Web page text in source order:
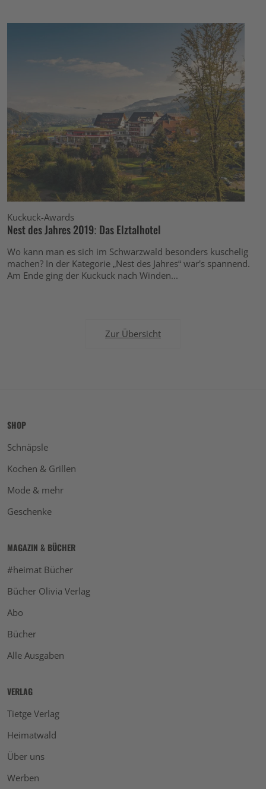
Kuckuck-Awards
Nest des Jahres 2019: Das Elztalhotel
Wo kann man es sich im Schwarzwald besonders kuschelig
machen? In der Kategorie „Nest des Jahres“ war's spannend.
Am Ende ging der Kuckuck nach Winden...
Zur Übersicht
SHOP
Schnäpsle
Kochen & Grillen
Mode & mehr
Geschenke
MAGAZIN & BÜCHER
#heimat Bücher
Bücher Olivia Verlag
Abo
Bücher
Alle Ausgaben
VERLAG
Tietge Verlag
Heimatwald
Über uns
Werben